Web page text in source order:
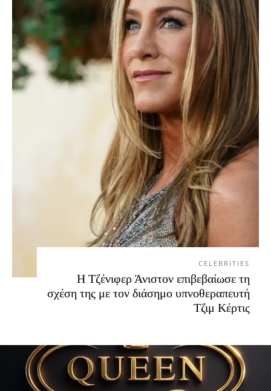
CELEBRITIES
Η Τζένιφερ Άνιστον επιβεβαίωσε τη
σχέση της με τον διάσημο υπνοθεραπευτή
Τζιμ Κέρτις